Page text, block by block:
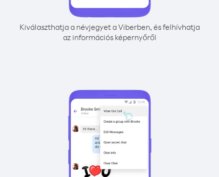
Kiválaszthatja a névjegyet a Viberben, és felhívhatja
az információs képernyőről